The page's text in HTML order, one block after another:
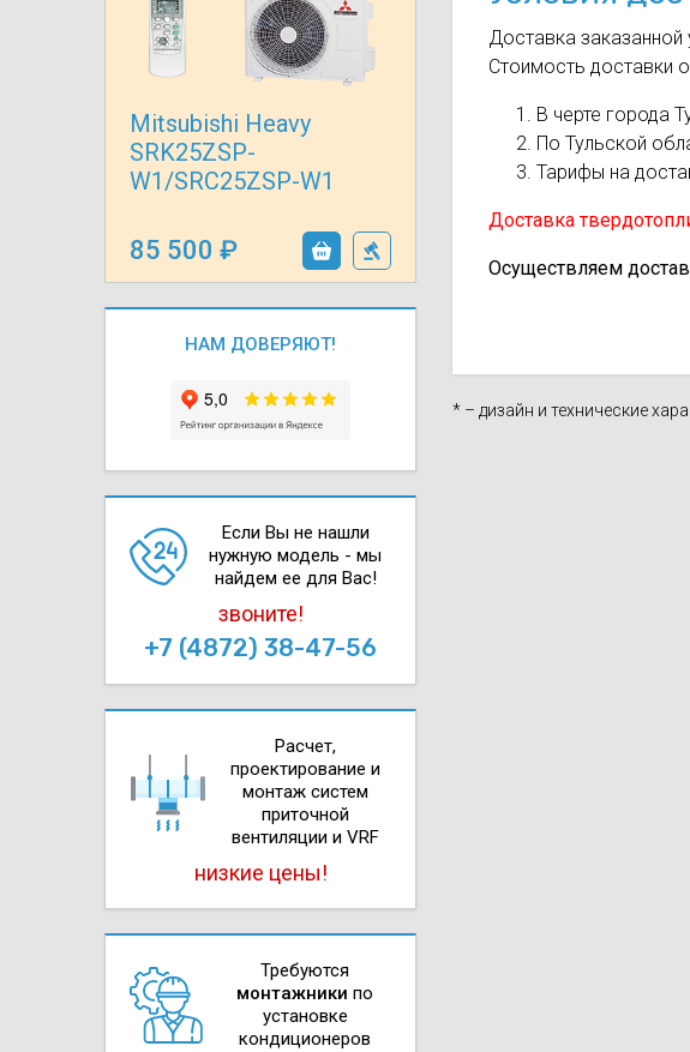
Mitsubishi Heavy
SRK25ZSP-
W1/SRC25ZSP-W1
85 500
НАМ ДОВЕРЯЮТ!
Если Вы не нашли
нужную модель - мы
найдем ее для Вас!
звоните!
+7 (4872) 38-47-56
Расчет,
проектирова­ние и
монтаж систем
приточной
вентиляции и VRF
низкие цены!
Требуются
монтажники по
установке
кондиционеров
Доставка заказанной
Стоимость доставки
В черте города
По Тульской
Тарифы на
Доставка
Осуществляем
* – дизайн и технические
Wi-Fi модуля для кондиционеров